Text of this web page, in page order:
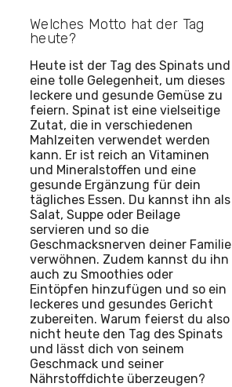
Welches Motto hat der Tag
heute?
Heute ist der Tag des Spinats und
eine tolle Gelegenheit, um dieses
leckere und gesunde Gemüse zu
feiern. Spinat ist eine vielseitige
Zutat, die in verschiedenen
Mahlzeiten verwendet werden
kann. Er ist reich an Vitaminen
und Mineralstoffen und eine
gesunde Ergänzung für dein
tägliches Essen. Du kannst ihn als
Salat, Suppe oder Beilage
servieren und so die
Geschmacksnerven deiner Familie
verwöhnen. Zudem kannst du ihn
auch zu Smoothies oder
Eintöpfen hinzufügen und so ein
leckeres und gesundes Gericht
zubereiten. Warum feierst du also
nicht heute den Tag des Spinats
und lässt dich von seinem
Geschmack und seiner
Nährstoffdichte überzeugen?